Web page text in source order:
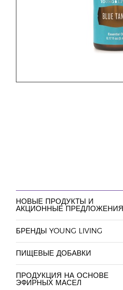
НОВЫЕ ПРОДУКТЫ И
АКЦИОННЫЕ ПРЕДЛОЖЕНИЯ
БРЕНДЫ YOUNG LIVING
ПИЩЕВЫЕ ДОБАВКИ
ПРОДУКЦИЯ НА ОСНОВЕ
ЭФИРНЫХ МАСЕЛ